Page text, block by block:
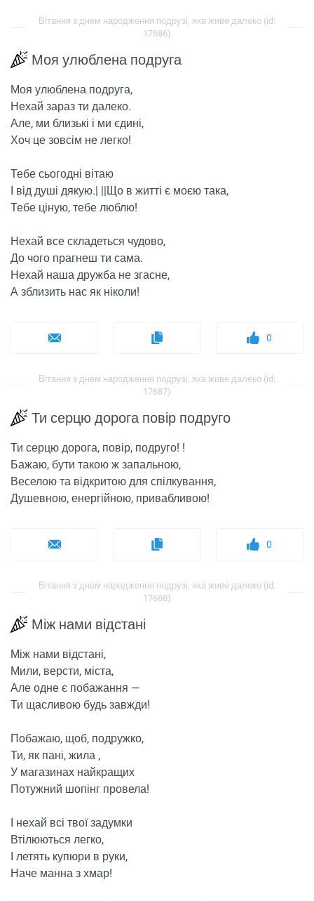
Вітання з днем ​​народження подрузі, яка живе далеко (id:
17686)
Моя улюблена подруга
Моя улюблена подруга,
Нехай зараз ти далеко.
Але, ми близькі і ми єдині,
Хоч це зовсім не легко!
Тебе сьогодні вітаю
І від душі дякую.| ||Що в житті є моєю така,
Тебе ціную, тебе люблю!
Нехай все складеться чудово,
До чого прагнеш ти сама.
Нехай наша дружба не згасне,
А зблизить нас як ніколи!
0
Вітання з днем ​​народження подрузі, яка живе далеко (id:
17687)
Ти серцю дорога повір подруго
Ти серцю дорога, повір, подруго! !
Бажаю, бути такою ж запальною,
Веселою та відкритою для спілкування,
Душевною, енергійною, привабливою!
0
Вітання з днем ​​народження подрузі, яка живе далеко (id:
17688)
Між нами відстані
Між нами відстані,
Мили, версти, міста,
Але одне є побажання —
Ти щасливою будь завжди!
Побажаю, щоб, подружко,
Ти, як пані, жила ,
У магазинах найкращих
Потужний шопінг провела!
І нехай всі твої задумки
Втілюються легко,
І летять купюри в руки,
Наче манна з хмар!